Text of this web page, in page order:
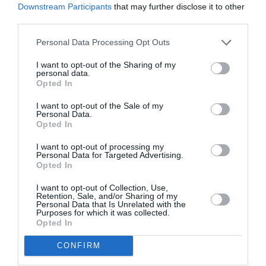
Downstream Participants that may further disclose it to other
Personal Data Processing Opt Outs
I want to opt-out of the Sharing of my
personal data.
Opted In
I want to opt-out of the Sale of my
Personal Data.
Opted In
I want to opt-out of processing my
Personal Data for Targeted Advertising.
Opted In
I want to opt-out of Collection, Use,
Retention, Sale, and/or Sharing of my
Personal Data that Is Unrelated with the
Purposes for which it was collected.
Opted In
CONFIRM
Το Ελ Σαλβαδόρ ενέκρινε το 1998 την αυστηρή
νομοθεσία που απαγορεύει τιςαμβλώσεις,
ακόμη και σε περιπτώσεις βιασμού ή όταν η
κύηση απειλεί την υγεία της μητέρας.
Όσες γυναίκες κρίνονται ένοχες για διακοπή της
κύησης καταδικάζονται σε φυλάκιση δύο έως
οκτώ ετών, αλλά σε πολλές περιπτώσεις η
κατηγορία μετατρέπεται σε ανθρωποκτονία,
που επισύρει ποινή κάθειρξης τουλάχιστον
30 χρόνων. Δεκάδες γυναίκες πιστεύεται ότι
έχουν καταλήξει άδικα σε φυλακές της χώρας
με την υποψία ότι έκαναν άμβλωση.